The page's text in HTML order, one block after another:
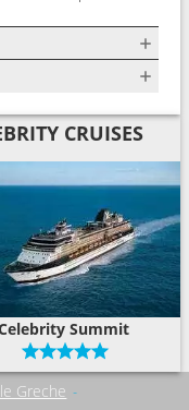
CRUISES
Summit
Greche